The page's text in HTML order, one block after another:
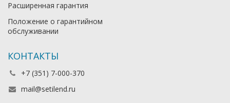
Расширенная гарантия
Положение о гарантийном
обслуживании
КОНТАКТЫ
+7 (351) 7-000-370
mail@setilend.ru